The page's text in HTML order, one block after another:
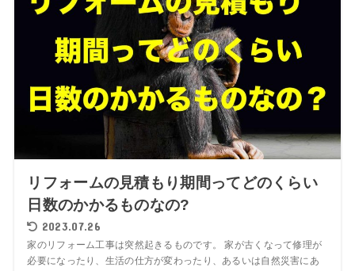
リフォームの見積もり期間ってどのくらい
日数のかかるものなの?
2023.07.26
家のリフォーム工事は突然起きるものです。 家が古くなって修理が
必要になったり、生活の仕方が変わったり、あるいは自然災害にあ